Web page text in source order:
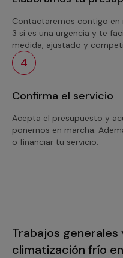
Contactaremos contigo en
3 si es una urgencia y te
medida, ajustado y
4
Confirma el servicio
Acepta el presupuesto y
ponernos en marcha.
o financiar tu servicio.
Trabajos
climatización frío en